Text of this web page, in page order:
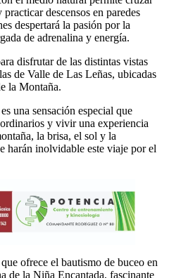
descensos en paredes
despertará la pasión por la
de adrenalina y energía.
disfrutar de las distintas vistas
de Valle de Las Leñas, ubicadas
la Montaña.
una sensación especial que
y vivir una experiencia
la brisa, el sol y la
harán inolvidable este viaje por el
ofrece el bautismo de buceo en
de la Niña Encantada, fascinante